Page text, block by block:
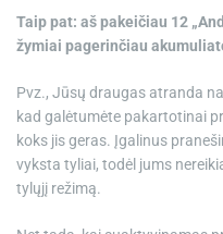
Taip pat: aš pakeičiau 12
žymiai pagerinčiau
Pvz., Jūsų draugas atranda
kad galėtumėte pakartotinai
koks jis geras. Įgalinus
vyksta tyliai, todėl jums
tylųjį režimą.